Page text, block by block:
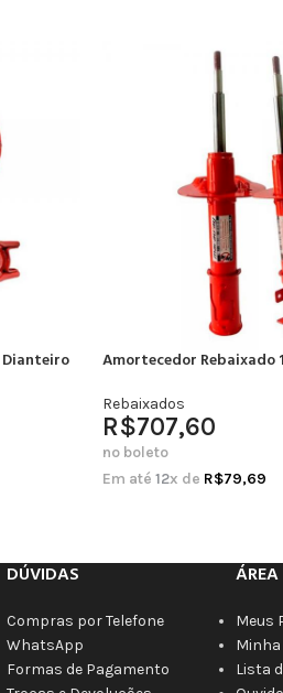
Dianteiro Amortecedor Rebaixado
Rebaixados
R$707,60
no boleto
Em até 12x de R$79,69
DÚVIDAS
Compras por Telefone
WhatsApp
Formas de Pagamento
Meus
Lista